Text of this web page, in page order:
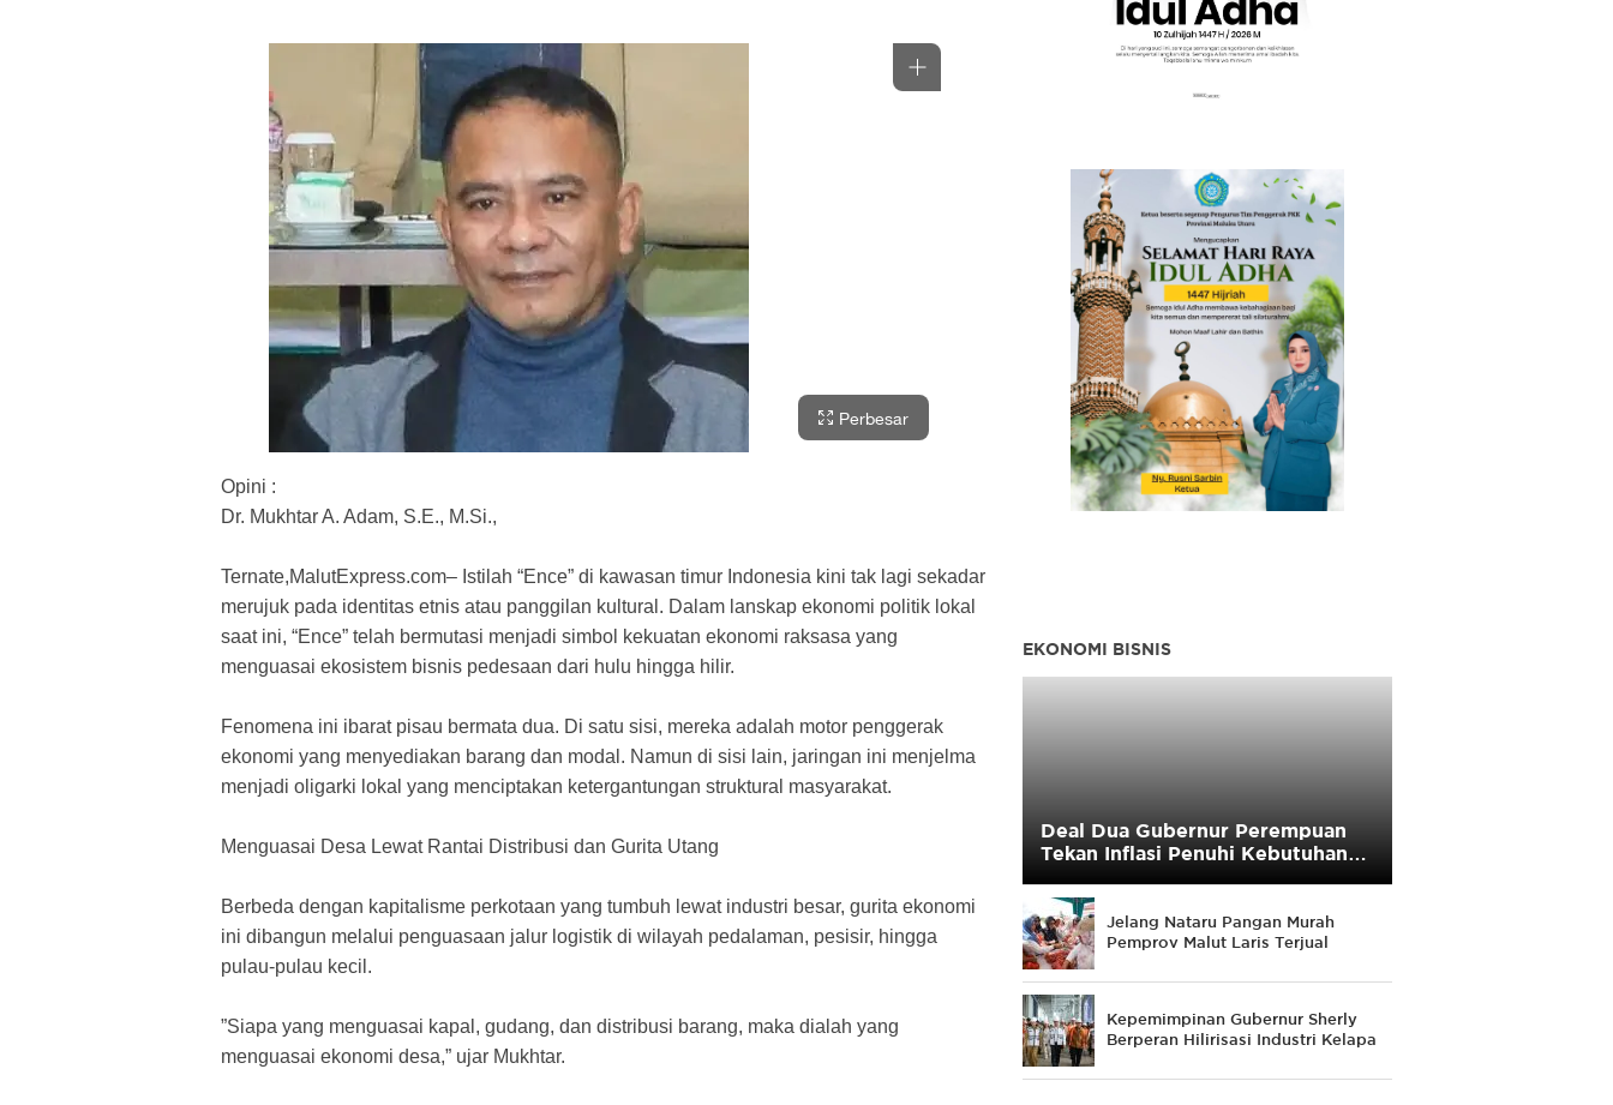
Perbesar
Opini :
Dr. Mukhtar A. Adam, S.E., M.Si.,
Ternate,MalutExpress.com– Istilah “Ence” di kawasan timur Indonesia kini tak lagi sekadar
merujuk pada identitas etnis atau panggilan kultural. Dalam lanskap ekonomi politik lokal
saat ini, “Ence” telah bermutasi menjadi simbol kekuatan ekonomi raksasa yang
menguasai ekosistem bisnis pedesaan dari hulu hingga hilir.
​Fenomena ini ibarat pisau bermata dua. Di satu sisi, mereka adalah motor penggerak
ekonomi yang menyediakan barang dan modal. Namun di sisi lain, jaringan ini menjelma
menjadi oligarki lokal yang menciptakan ketergantungan struktural masyarakat.
​Menguasai Desa Lewat Rantai Distribusi dan Gurita Utang
​Berbeda dengan kapitalisme perkotaan yang tumbuh lewat industri besar, gurita ekonomi
ini dibangun melalui penguasaan jalur logistik di wilayah pedalaman, pesisir, hingga
pulau-pulau kecil.
​”Siapa yang menguasai kapal, gudang, dan distribusi barang, maka dialah yang
menguasai ekonomi desa,” ujar Mukhtar.
EKONOMI BISNIS
Deal Dua Gubernur Perempuan
Tekan Inflasi Penuhi Kebutuhan
Jelang Nataru Pangan Murah
Pemprov Malut Laris Terjual
Kepemimpinan Gubernur Sherly
Berperan Hilirisasi Industri Kelapa